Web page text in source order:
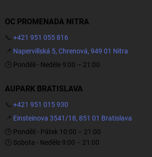
OC PROMENADA NITRA
📞 +421 951 055 816
📍 Napervillská 5, Chrenová, 949 01 Nitra
🕒 Pondělí - Neděle 9:00 – 21:00
AUPARK BRATISLAVA
📞 +421 951 015 930
📍 Einsteinova 3541/18, 851 01 Bratislava
🕒 Pondělí - Pátek 10:00 – 21:00
🕒 Sobota - Neděle 9:00 – 21:00